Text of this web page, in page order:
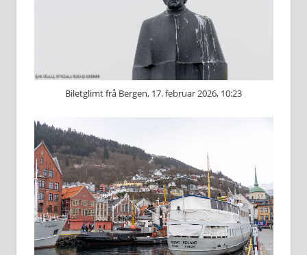
Biletglimt frå Bergen, 17. februar 2026, 10:23